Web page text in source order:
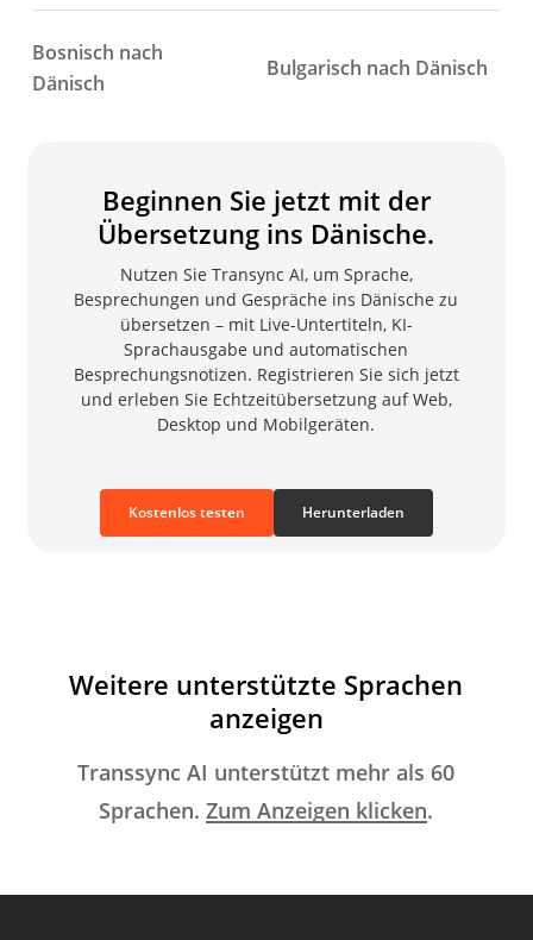
Bosnisch nach
Dänisch
Bulgarisch nach Dänisch
Beginnen Sie jetzt mit der
Übersetzung ins Dänische.
Nutzen Sie Transync AI, um Sprache,
Besprechungen und Gespräche ins Dänische zu
übersetzen – mit Live-Untertiteln, KI-
Sprachausgabe und automatischen
Besprechungsnotizen. Registrieren Sie sich jetzt
und erleben Sie Echtzeitübersetzung auf Web,
Desktop und Mobilgeräten.
Kostenlos testen Herunterladen
Weitere unterstützte Sprachen
anzeigen
Transsync AI unterstützt mehr als 60
Sprachen.Zum Anzeigen klicken.